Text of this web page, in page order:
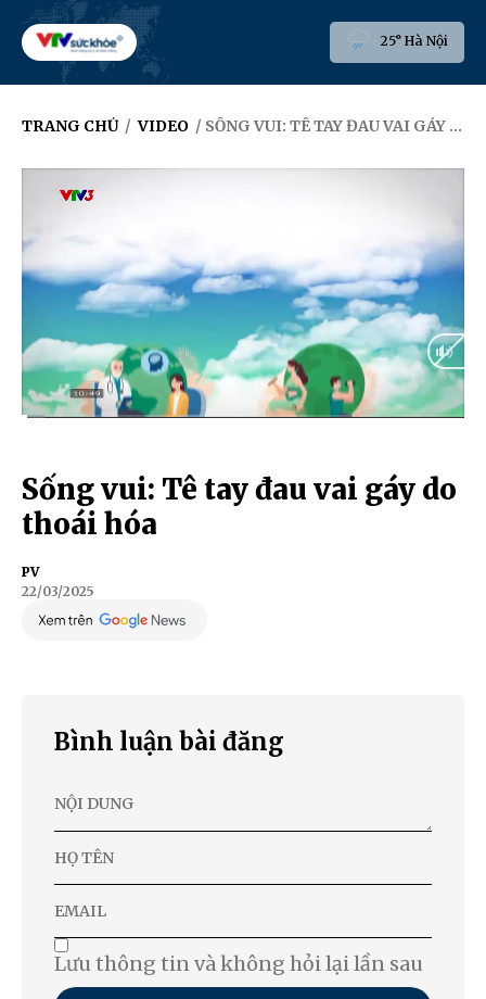
25° Hà Nội
TRANG CHỦ / VIDEO / SỐNG VUI: TÊ TAY ĐAU VAI GÁY DO THOÁI HÓA
Sống vui: Tê tay đau vai gáy do
thoái hóa
PV
22/03/2025
Bình luận bài đăng
Lưu thông tin và không hỏi lại lần sau